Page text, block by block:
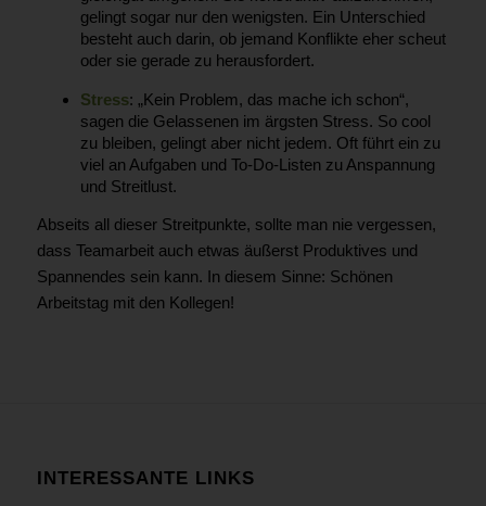
gelingt sogar nur den wenigsten. Ein Unterschied
besteht auch darin, ob jemand Konflikte eher scheut
oder sie gerade zu herausfordert.
Stress: „Kein Problem, das mache ich schon“,
sagen die Gelassenen im ärgsten Stress. So cool
zu bleiben, gelingt aber nicht jedem. Oft führt ein zu
viel an Aufgaben und To-Do-Listen zu Anspannung
und Streitlust.
Abseits all dieser Streitpunkte, sollte man nie vergessen,
dass Teamarbeit auch etwas äußerst Produktives und
Spannendes sein kann. In diesem Sinne: Schönen
Arbeitstag mit den Kollegen!
INTERESSANTE LINKS